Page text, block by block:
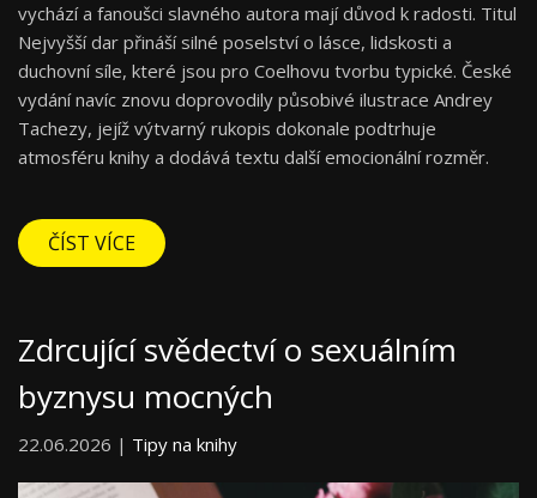
vychází a fanoušci slavného autora mají důvod k radosti. Titul
Nejvyšší dar přináší silné poselství o lásce, lidskosti a
duchovní síle, které jsou pro Coelhovu tvorbu typické. České
vydání navíc znovu doprovodily působivé ilustrace Andrey
Tachezy, jejíž výtvarný rukopis dokonale podtrhuje
atmosféru knihy a dodává textu další emocionální rozměr.
ČÍST VÍCE
Zdrcující svědectví o sexuálním
byznysu mocných
22.06.2026 | Tipy na knihy